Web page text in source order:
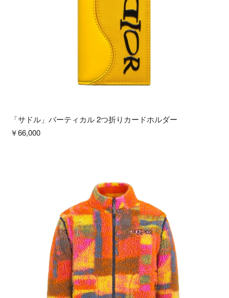
「サドル」バーティカル 2つ折りカードホルダー
￥66,000